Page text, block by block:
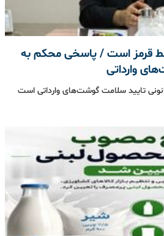
قرمز است / پاسخی محکم به
وارداتی
تایید سلامت گوشت‌های وارداتی است